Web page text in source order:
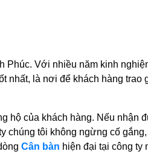
Phúc. Với nhiều năm kinh
nhất, là nơi để khách hàng trao
hộ của khách hàng. Nếu nhận
chúng tôi không ngừng cố
Cân bàn hiện đại tại công ty